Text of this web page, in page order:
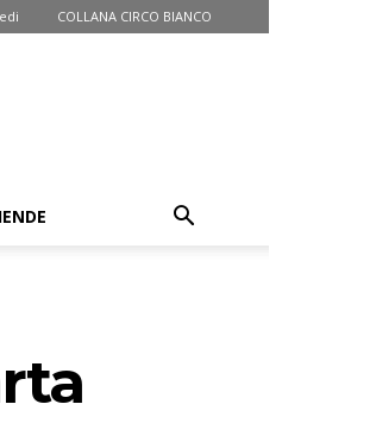
COLLANA CIRCO BIANCO